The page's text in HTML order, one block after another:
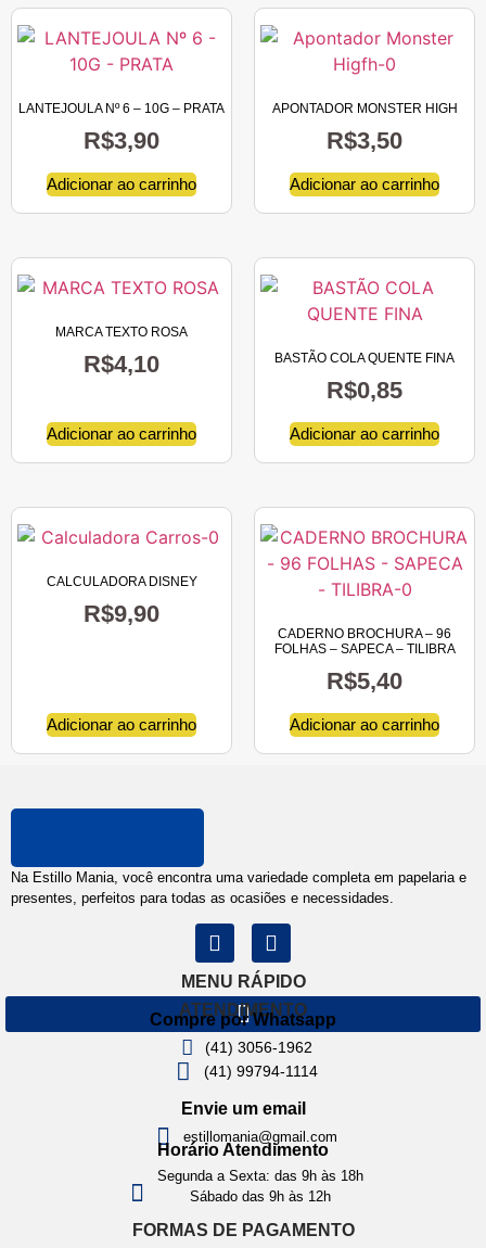
LANTEJOULA Nº 6 – 10G – PRATA
R$3,90
Adicionar ao carrinho
APONTADOR MONSTER HIGH
R$3,50
Adicionar ao carrinho
MARCA TEXTO ROSA
R$4,10
Adicionar ao carrinho
BASTÃO COLA QUENTE FINA
R$0,85
Adicionar ao carrinho
CALCULADORA DISNEY
R$9,90
Adicionar ao carrinho
CADERNO BROCHURA – 96
FOLHAS – SAPECA – TILIBRA
R$5,40
Adicionar ao carrinho
Na Estillo Mania, você encontra uma variedade completa em papelaria e
presentes, perfeitos para todas as ocasiões e necessidades.
MENU RÁPIDO
ATENDIMENTO
Compre por Whatsapp
(41) 3056-1962
(41) 99794-1114
Envie um email
estillomania@gmail.com
Horário Atendimento
Segunda a Sexta: das 9h às 18h
Sábado das 9h às 12h
FORMAS DE PAGAMENTO